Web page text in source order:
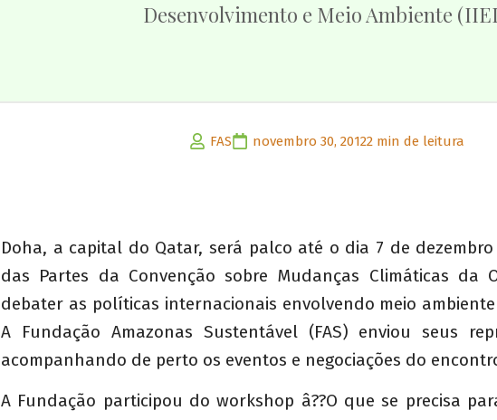
Desenvolvimento e Meio Ambiente
FAS novembro 30, 20122 min de leitura
Doha, a capital do Qatar, será palco até o dia 7 de
das Partes da Convenção sobre Mudanças Climáticas da
debater as políticas internacionais envolvendo meio
A Fundação Amazonas Sustentável (FAS) enviou seus
acompanhando de perto os eventos e negociações do
A Fundação participou do workshop â??O que se precisa